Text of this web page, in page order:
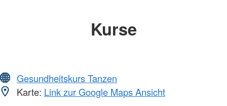
Kurse
Gesundheitskurs Tanzen
Karte: Link zur Google Maps Ansicht